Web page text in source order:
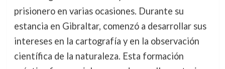
prisionero en varias ocasiones. Durante su
estancia en Gibraltar, comenzó a desarrollar sus
intereses en la cartografía y en la observación
científica de la naturaleza. Esta formación